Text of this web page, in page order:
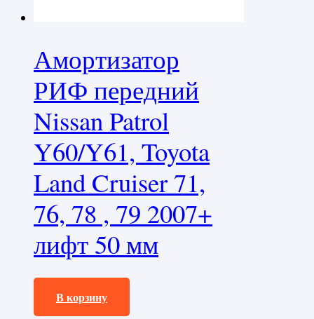
Амортизатор
РИФ передний
Nissan Patrol
Y60/Y61, Toyota
Land Cruiser 71,
76, 78 , 79 2007+
лифт 50 мм
9140,0₽
В корзину